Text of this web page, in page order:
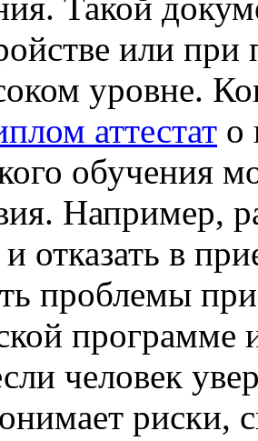
или
уровне.
аттестат о
обучения
Например,
отказать в
проблемы
программе
человек
риски,